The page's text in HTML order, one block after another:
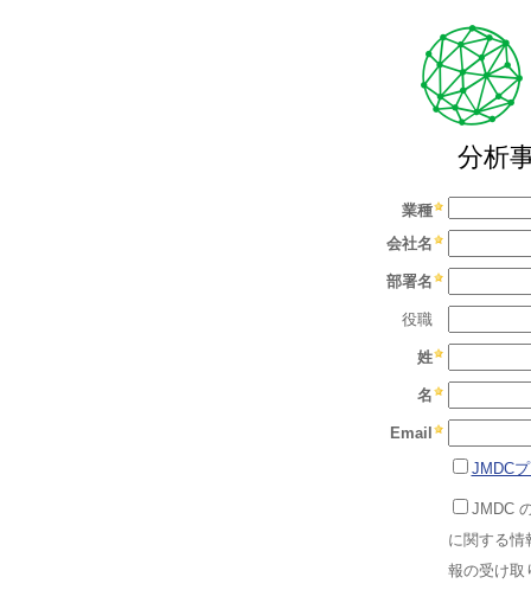
業種
会社名
部署名
役職
姓
名
Email
JMDC
JMDC
に関する情
報の受け取
分析